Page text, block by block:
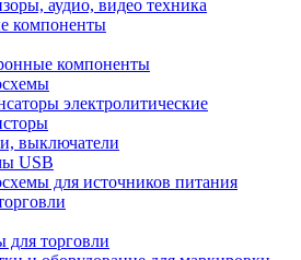
аудио, видео техника
компоненты
компоненты
электролитические
выключатели
USB
для источников питания
для торговли